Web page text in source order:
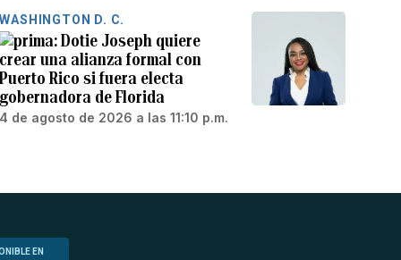
WASHINGTON D. C.
Dotie Joseph quiere
crear una alianza formal con
Puerto Rico si fuera electa
gobernadora de Florida
4 de agosto de 2026 a las 11:10 p.m.
EN